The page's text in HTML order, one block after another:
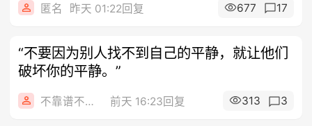
匿名 昨天 01:22回复 677 17
“不要因为别人找不到自己的平静，就让他们
破坏你的平静。”
不靠谱不要联系 前天 16:23回复 313 3